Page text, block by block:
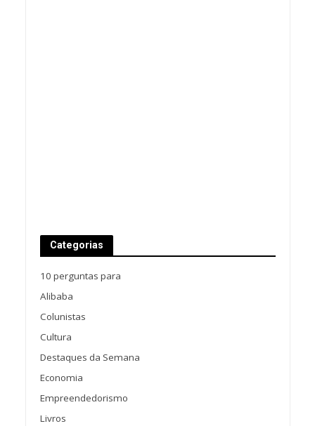
Categorias
10 perguntas para
Alibaba
Colunistas
Cultura
Destaques da Semana
Economia
Empreendedorismo
Livros